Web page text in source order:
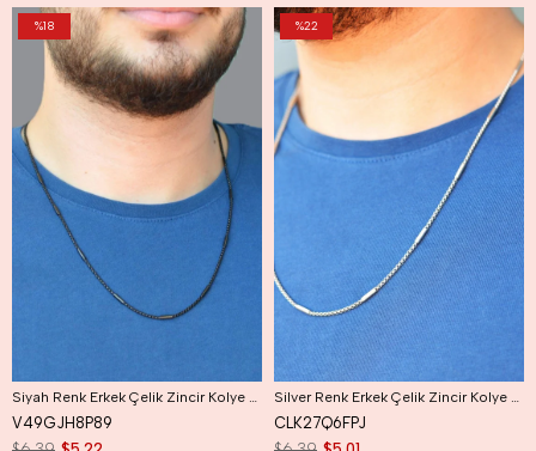
Siyah Renk Erkek Çelik Zincir Kolye 60 cm
V49GJH8P89
%18
Silver Renk Erkek Çelik Zincir Kolye 60 cm
CLK27Q6FPJ
%22